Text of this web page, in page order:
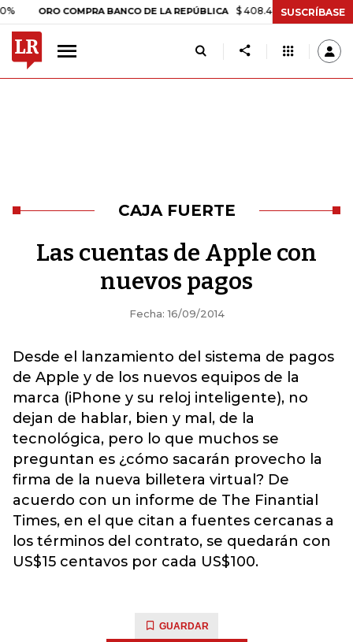
ORO COMPRA BANCO DE LA REPÚBLICA $ 408.498,97 +$ 8.753,81
SUSCRÍBASE
CAJA FUERTE
Las cuentas de Apple con
nuevos pagos
Fecha: 16/09/2014
Desde el lanzamiento del sistema de pagos
de Apple y de los nuevos equipos de la
marca (iPhone y su reloj inteligente), no
dejan de hablar, bien y mal, de la
tecnológica, pero lo que muchos se
preguntan es ¿cómo sacarán provecho la
firma de la nueva billetera virtual? De
acuerdo con un informe de The Finantial
Times, en el que citan a fuentes cercanas a
los términos del contrato, se quedarán con
US$15 centavos por cada US$100.
GUARDAR